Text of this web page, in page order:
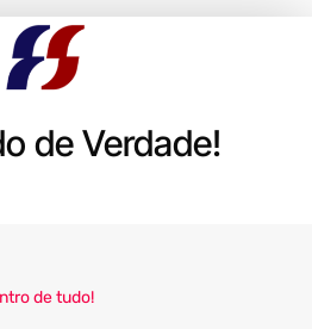
de Verdade!
de tudo!